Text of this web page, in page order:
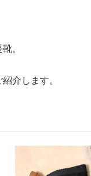
。
介します。